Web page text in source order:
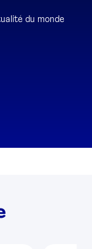
du monde